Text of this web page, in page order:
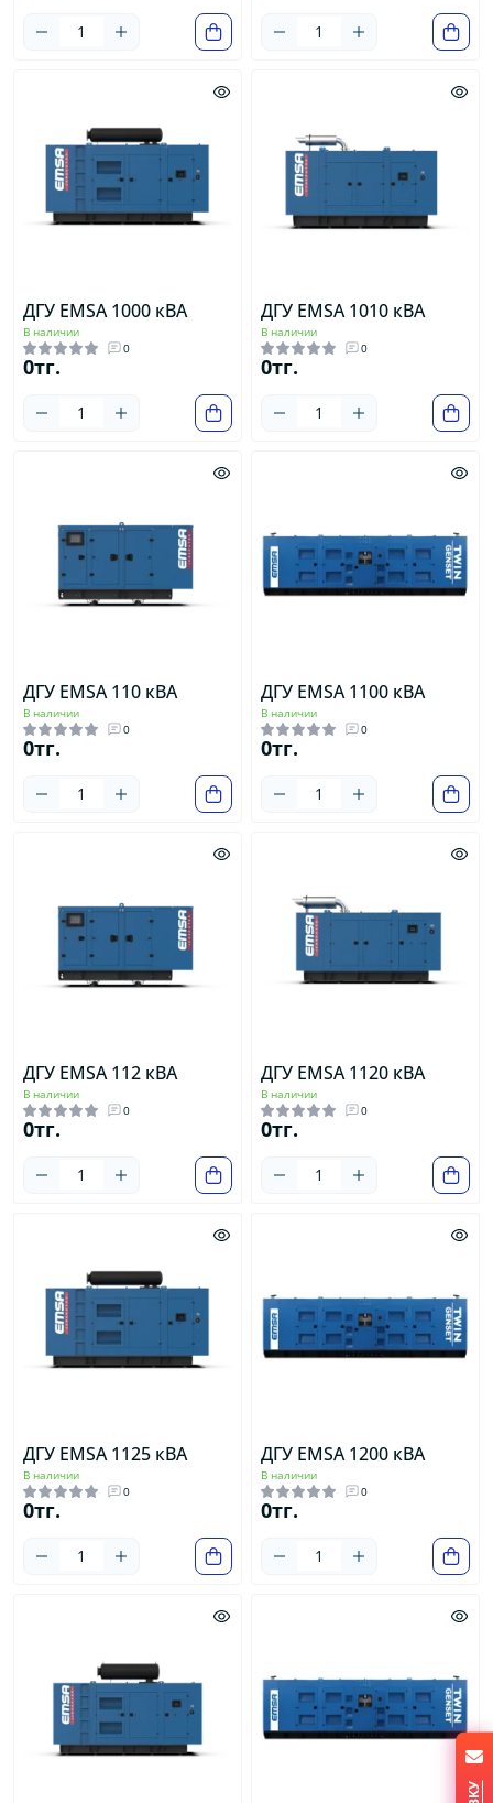
ДГУ EMSA 1000 кВА
В наличии
0
0тг.
ДГУ EMSA 1010 кВА
В наличии
0
0тг.
ДГУ EMSA 110 кВА
В наличии
0
0тг.
ДГУ EMSA 1100 кВА
В наличии
0
0тг.
ДГУ EMSA 112 кВА
В наличии
0
0тг.
ДГУ EMSA 1120 кВА
В наличии
0
0тг.
ДГУ EMSA 1125 кВА
В наличии
0
0тг.
ДГУ EMSA 1200 кВА
В наличии
0
0тг.